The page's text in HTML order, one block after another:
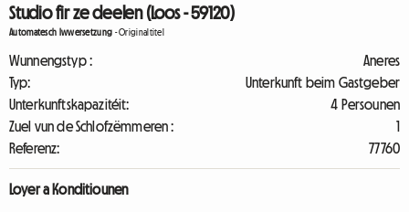
Studio fir ze deelen (Loos - 59120)
Automatesch Iwwersetzung -Originaltitel
Wunnengstyp :
Aneres
Typ:
Unterkunft beim Gastgeber
Unterkunftskapazitéit:
4 Persounen
Zuel vun de Schlofzëmmeren :
1
Referenz:
77760
Loyer a Konditiounen